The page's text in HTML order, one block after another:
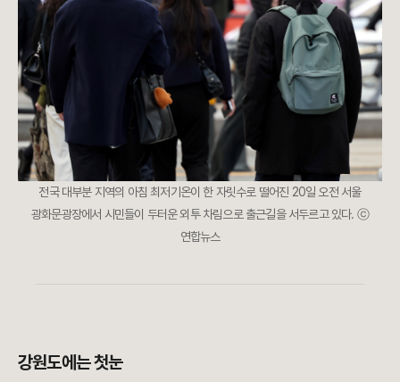
전국 대부분 지역의 아침 최저기온이 한 자릿수로 떨어진 20일 오전 서울
광화문광장에서 시민들이 두터운 외투 차림으로 출근길을 서두르고 있다. ⓒ
연합뉴스
강원도에는 첫눈